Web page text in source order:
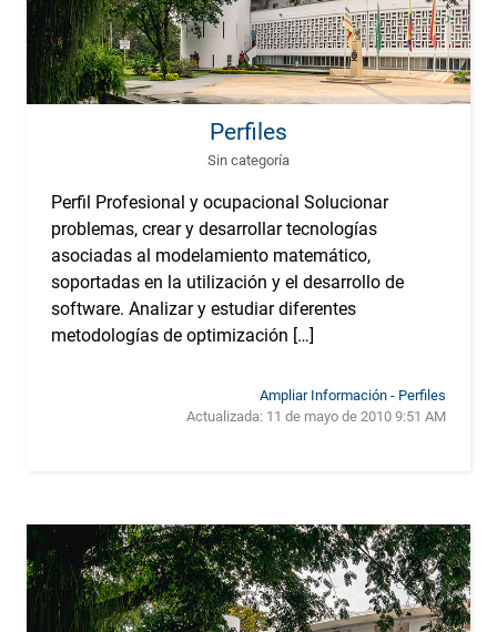
Perfiles
Sin categoría
Perfil Profesional y ocupacional Solucionar
problemas, crear y desarrollar tecnologías
asociadas al modelamiento matemático,
soportadas en la utilización y el desarrollo de
software. Analizar y estudiar diferentes
metodologías de optimización […]
Ampliar Información - Perfiles
Actualizada: 11 de mayo de 2010 9:51 AM